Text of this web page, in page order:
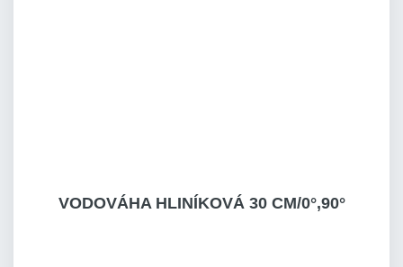
VODOVÁHA HLINÍKOVÁ 30 CM/0°,90°